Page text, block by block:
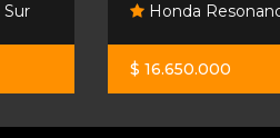
Sur Honda
$ 16.650.000